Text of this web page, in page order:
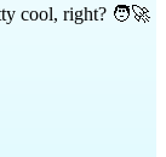
cool, right? 🧑‍🚀